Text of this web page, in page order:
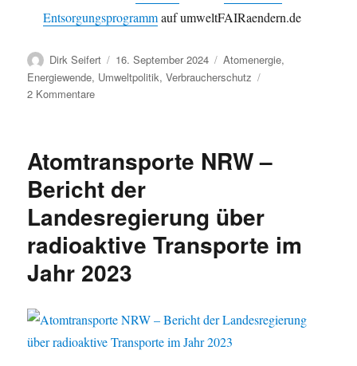
Entsorgungsprogrammauf umweltFAIRaendern.de
Autor
Dirk Seifert
Veröffentlicht
am
16. September 2024 Kategorien
Atomenergie,
Energiewende, Umweltpolitik,Verbraucherschutz
2 Kommentarezu
–
lädt
Scoping
für
NAPRO
Atomtransporte NRW –
Bericht der
Landesregierung über
radioaktive Transporte im
Jahr 2023